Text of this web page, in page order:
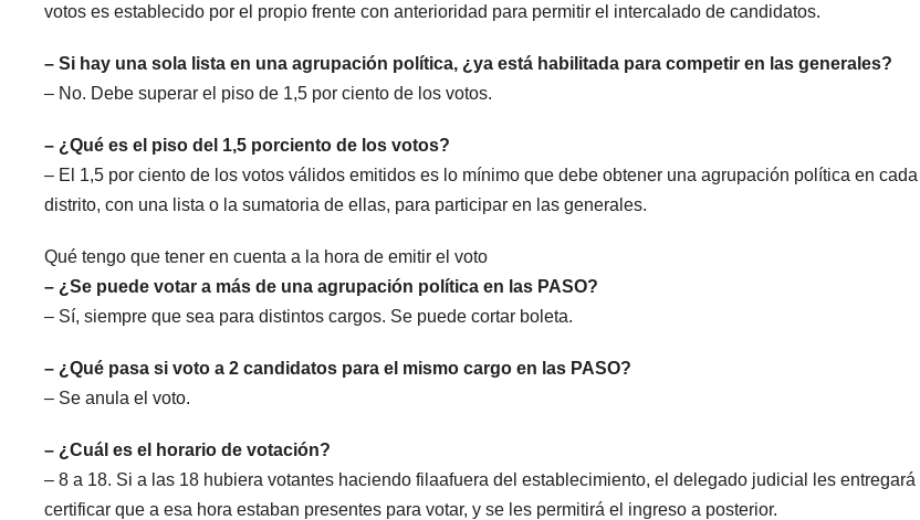
votos es establecido por el propio frente con anterioridad para permitir el intercalado de candidatos.
– Si hay una sola lista en una agrupación política, ¿ya está habilitada para competir en las generales?
– No. Debe superar el piso de 1,5 por ciento de los votos.
– ¿Qué es el piso del 1,5 porciento de los votos?
– El 1,5 por ciento de los votos válidos emitidos es lo mínimo que debe obtener una agrupación política en
distrito, con una lista o la sumatoria de ellas, para participar en las generales.
Qué tengo que tener en cuenta a la hora de emitir el voto
– ¿Se puede votar a más de una agrupación política en las PASO?
– Sí, siempre que sea para distintos cargos. Se puede cortar boleta.
– ¿Qué pasa si voto a 2 candidatos para el mismo cargo en las PASO?
– Se anula el voto.
– ¿Cuál es el horario de votación?
– 8 a 18. Si a las 18 hubiera votantes haciendo filaafuera del establecimiento, el delegado judicial les entregará
certificar que a esa hora estaban presentes para votar, y se les permitirá el ingreso a posterior.